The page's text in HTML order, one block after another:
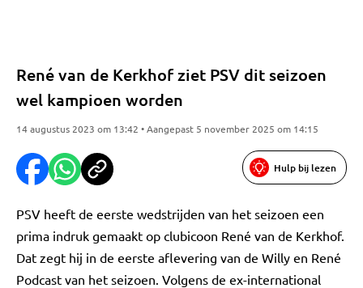
René van de Kerkhof ziet PSV dit seizoen
wel kampioen worden
14 augustus 2023 om 13:42 • Aangepast 5 november 2025 om 14:15
Hulp bij lezen
PSV heeft de eerste wedstrijden van het seizoen een
prima indruk gemaakt op clubicoon René van de Kerkhof.
Dat zegt hij in de eerste aflevering van de Willy en René
Podcast van het seizoen. Volgens de ex-international